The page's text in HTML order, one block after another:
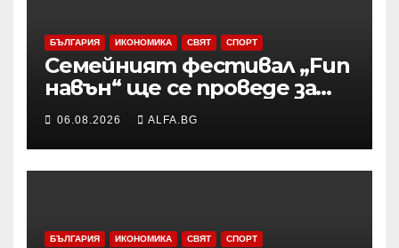
БЪЛГАРИЯ ИКОНОМИКА СВЯТ СПОРТ
Семейният фестивал „Fun
навън“ ще се проведе за
осми път в Трявна
06.08.2026 ALFA.BG
БЪЛГАРИЯ ИКОНОМИКА СВЯТ СПОРТ